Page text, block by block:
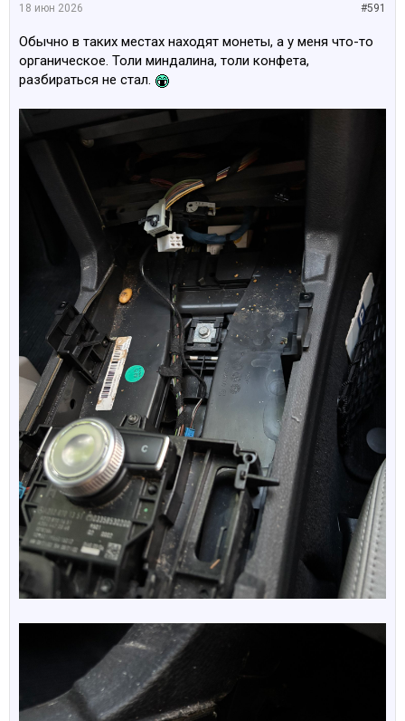
#591
18 июн 2026
Обычно в таких местах находят монеты, а у меня что-то
органическое. Толи миндалина, толи конфета,
разбираться не стал.